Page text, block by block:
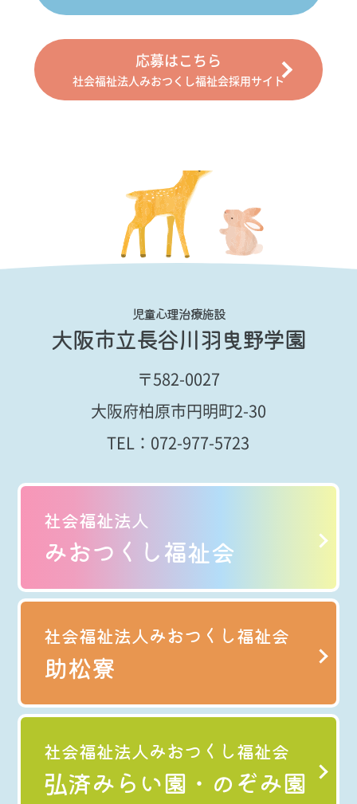
応募はこちら
社会福祉法人みおつくし福祉会採用サイト
児童心理治療施設
大阪市立長谷川羽曳野学園
〒582-0027
大阪府柏原市円明町2-30
TEL： 072-977-5723
社会福祉法人
みおつくし福祉会
社会福祉法人みおつくし福祉会
助松寮
社会福祉法人みおつくし福祉会
弘済みらい園・のぞみ園